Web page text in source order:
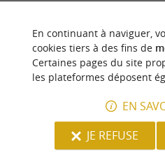
culture, ...
115 m - Pau
En continuant à naviguer,
cookies tiers à des fins de
Certaines pages du site
les plateformes déposent
EN
JE REFUSE